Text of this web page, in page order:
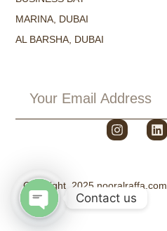
MARINA, DUBAI
AL BARSHA, DUBAI
Copyright 2025 nooralraffa.com
Contact us